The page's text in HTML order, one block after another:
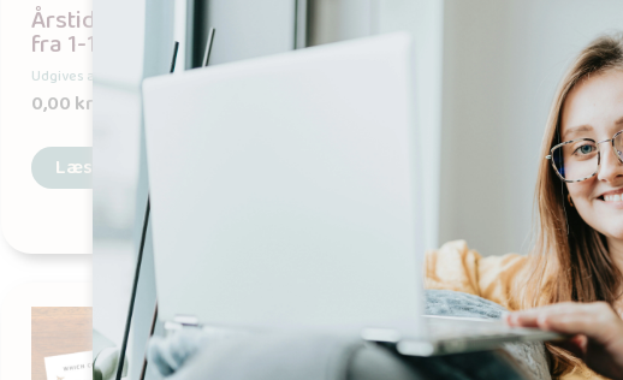
Årstidernes tal-tavler
fra 1-100
Udgives af: Camilla Krogsgaard
0,00kr
Læs mere
Forårskompendie – for
indskolingsbørn
Udgives af: Camilla Krogsgaard
Tilføj til kurv